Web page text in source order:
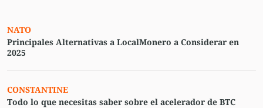
NATO
Principales Alternativas a LocalMonero a Considerar en
2025
CONSTANTINE
Todo lo que necesitas saber sobre el acelerador de BTC